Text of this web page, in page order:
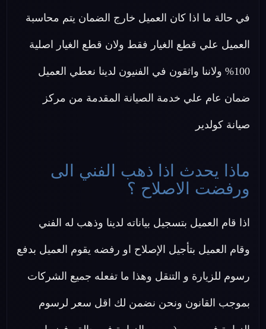
في حالة ما اذا كان العميل خارج الضمان يتم محاسبة
العميل علي قطع الغيار فقط ولان قطع الغيار اصلية
100% ولاننا واثقون في الفنيون لدينا نعطي العميل
ضمان عام علي خدمة الصيانة المقدمة من مركز
صيانة كولدير
ماذا يحدث اذا ذهب الفني الى
ورفضت الاصلاح ؟
اذا قام العميل بتسجيل بياناته لدينا وذهب له الفني
وقام العميل بتأجيل الإصلاح او رفضه يقوم العميل بدفع
رسوم للزيارة و التنقل وهذا ما تفعله جميع الشركات
بموجب القانون ونحن نضمن لك اقل سعر لرسوم